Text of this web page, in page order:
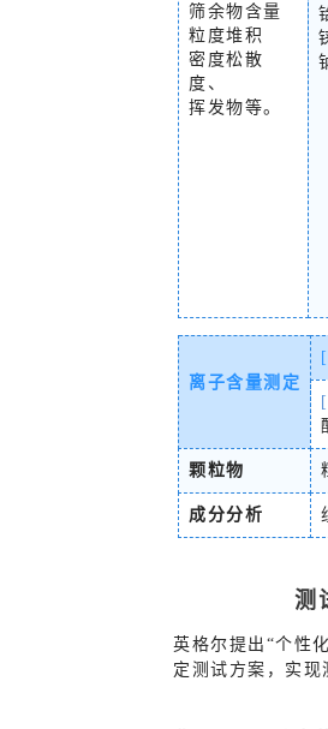
筛余物含量
粒度堆积
密度松散
度、
挥发物等。
离子含量测定
颗粒物
成分分析
测
英格尔提出“个性
定测试方案，实现